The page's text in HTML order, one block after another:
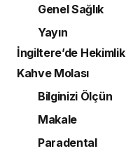
Genel Sağlık
Yayın
İngiltere’de Hekimlik
Kahve Molası
Bilginizi Ölçün
Makale
Paradental